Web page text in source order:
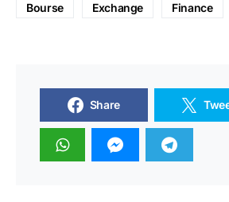
Bourse Exchange Finance
Share